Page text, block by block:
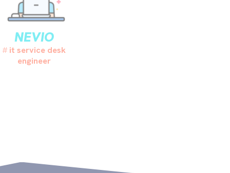
NEVIO
it service desk
engineer